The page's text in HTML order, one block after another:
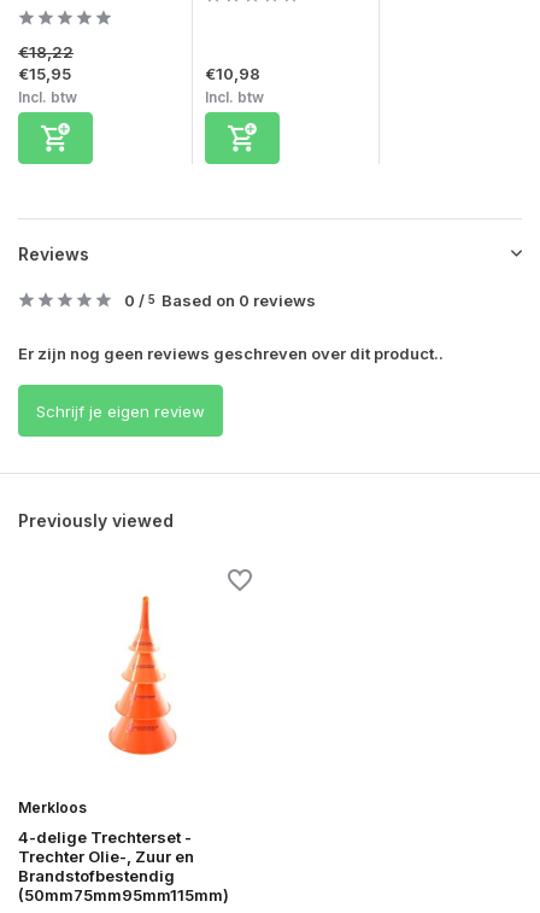
€18,22
€15,95
Incl. btw
€10,98
Incl. btw
Reviews
0 / 5 Based on 0 reviews
Er zijn nog geen reviews geschreven over dit product..
Schrijf je eigen review
Previously viewed
Merkloos
4-delige Trechterset -
Trechter Olie-, Zuur en
Brandstofbestendig
(50mm75mm95mm115mm)